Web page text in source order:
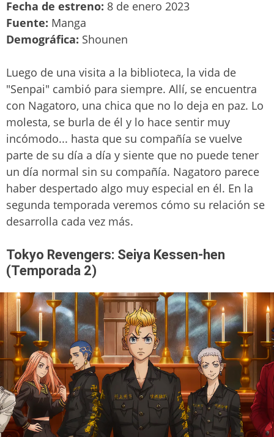
Fecha de estreno: 8 de enero 2023
Fuente: Manga
Demográfica: Shounen
Luego de una visita a la biblioteca, la vida de
"Senpai" cambió para siempre. Allí, se encuentra
con Nagatoro, una chica que no lo deja en paz. Lo
molesta, se burla de él y lo hace sentir muy
incómodo... hasta que su compañía se vuelve
parte de su día a día y siente que no puede tener
un día normal sin su compañía. Nagatoro parece
haber despertado algo muy especial en él. En la
segunda temporada veremos cómo su relación se
desarrolla cada vez más.
Tokyo Revengers: Seiya Kessen-hen
(Temporada 2)